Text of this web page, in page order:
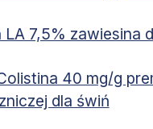
7,5% zawiesina
40 mg/g
dla świń